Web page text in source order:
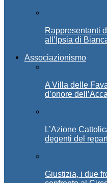
Rappresentanti
all’Ipsia di
Associazionismo
A Villa delle
d’onore
L’Azione
degenti del
Giustizia, i due